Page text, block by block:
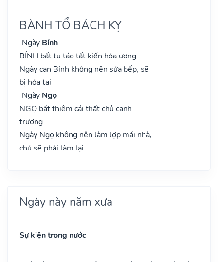
BÀNH TỔ BÁCH KỴ
Ngày Bính
BÍNH bất tu táo tất kiến hỏa ương
Ngày can Bính không nên sửa bếp, sẽ
bị hỏa tai
Ngày Ngọ
NGỌ bất thiêm cái thất chủ canh
trương
Ngày Ngọ không nên làm lợp mái nhà,
chủ sẽ phải làm lại
Ngày này năm xưa
Sự kiện trong nước